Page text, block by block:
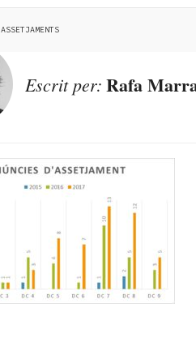
ASSETJAMENTS
Escrit per: Rafa